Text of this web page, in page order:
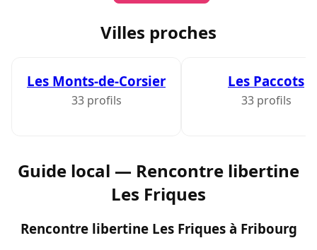
Villes proches
Les Monts-de-Corsier
33 profils
Les Paccots
33 profils
Guide local — Rencontre libertine
Les Friques
Rencontre libertine Les Friques à Fribourg